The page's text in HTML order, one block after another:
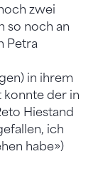
zwei
so noch an
Petra
in ihrem
konnte der in
Hiestand
ich
habe»)